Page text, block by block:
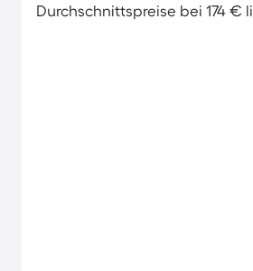
Durchschnittspreise bei 174 €